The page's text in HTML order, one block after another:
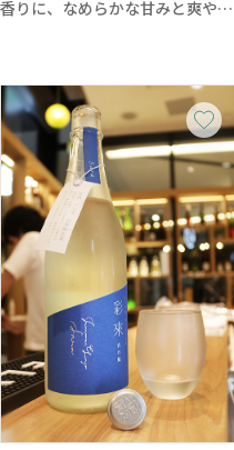
香りに、なめらかな甘みと爽やか
味を引き締め、暑い季節でも軽快
に楽しめる味わい。冷酒はもちろ
ん、少し温度が上がることで旨味
と酸味がより豊かに広がる「酸バ
ースト」！夏ならではの光栄菊で
す。